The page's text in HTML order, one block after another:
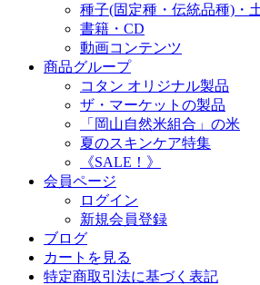
種子(固定種・伝統品種)・
書籍・CD
動画コンテンツ
商品グループ
コタン オリジナル製品
ザ・マーケットの製品
「岡山自然米組合」の米
夏のスキンケア特集
《SALE！》
会員ページ
ログイン
新規会員登録
ブログ
カートを見る
特定商取引法に基づく表記